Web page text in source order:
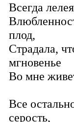
Всегда
плод,
Страдала,
мгновенье
Во мне
Все
серость,